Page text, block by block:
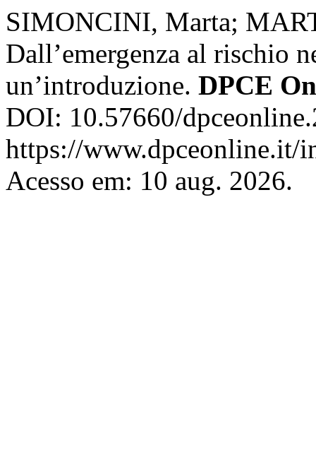
SIMONCINI, Marta;
Dall’emergenza al rischio
un’introduzione. DPCE
DOI: 10.57660/
https://www.dpceonline.it/
Acesso em: 10 aug. 2026.